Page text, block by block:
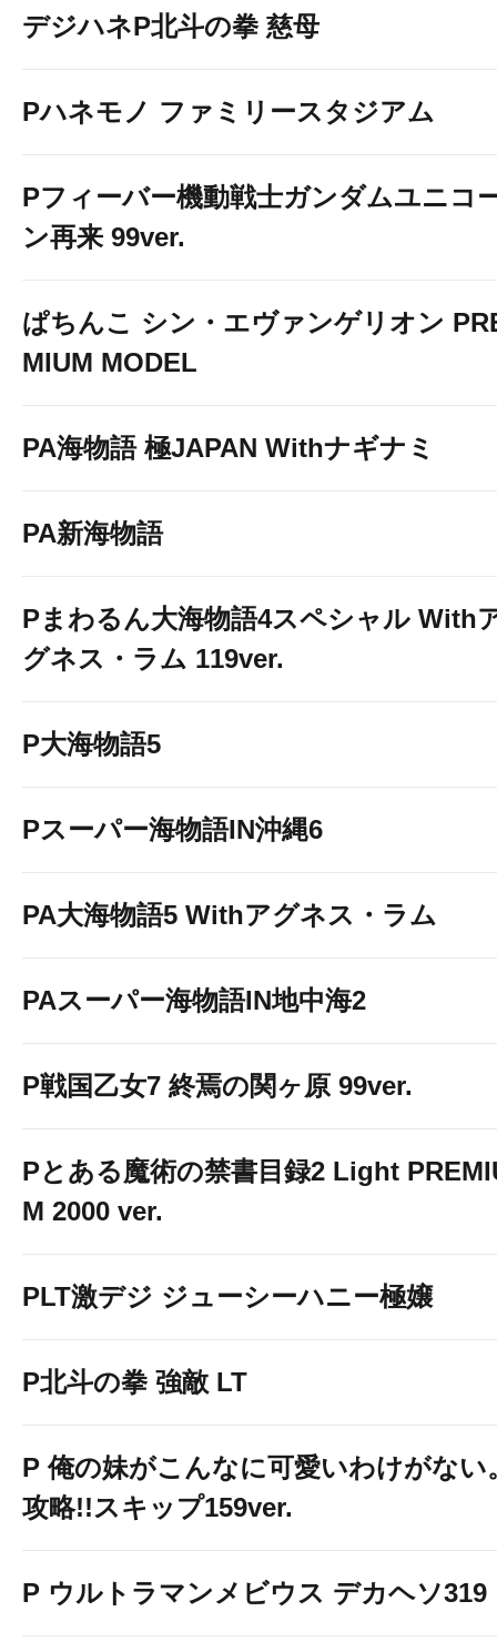
デジハネP北斗の拳 慈母
Pハネモノ ファミリースタジアム
Pフィーバー機動戦士ガンダムユニコ
ン再来 99ver.
ぱちんこ シン・エヴァンゲリオン
MIUM MODEL
PA海物語 極JAPAN Withナギナミ
PA新海物語
Pまわるん大海物語4スペシャル With
グネス・ラム 119ver.
P大海物語5
Pスーパー海物語IN沖縄6
PA大海物語5 Withアグネス・ラム
PAスーパー海物語IN地中海2
P戦国乙女7 終焉の関ヶ原 99ver.
Pとある魔術の禁書目録2 Light
M 2000 ver.
PLT激デジ ジューシーハニー極嬢
P北斗の拳 強敵 LT
P 俺の妹がこんなに可愛いわけがない
攻略!!スキップ159ver.
P ウルトラマンメビウス デカヘソ319